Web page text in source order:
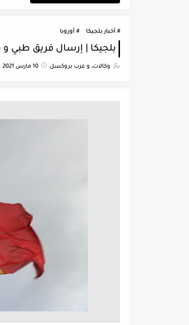
أخبار بلجيكا أوروبا
بلجيكا | إرسال فريق طبي و
وكالات، و عرب بروكسل 10 مارس 2021